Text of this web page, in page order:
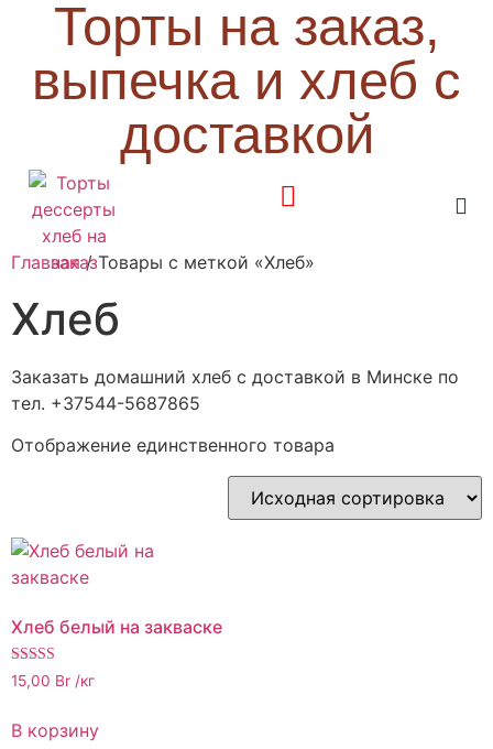
Торты на заказ,
выпечка и хлеб с
доставкой
Главная/ Товары с меткой «Хлеб»
Хлеб
Заказать домашний хлеб с доставкой в Минске по
тел. +37544-5687865
Отображение единственного товара
Хлеб белый на закваске
Оценка
3.00
15,00 Br /кг
В корзину